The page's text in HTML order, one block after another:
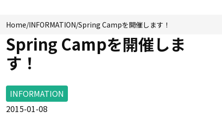
Home/INFORMATION/Spring Campを開催します！
Spring Campを開催しま
す！
INFORMATION
2015-01-08